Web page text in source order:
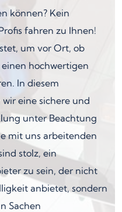
können? Kein
fahren zu Ihnen!
um vor Ort, ob
hochwertigen
In diesem
eine sichere und
unter Beachtung
mit uns arbeitenden
stolz, ein
zu sein, der nicht
anbietet, sondern
Sachen